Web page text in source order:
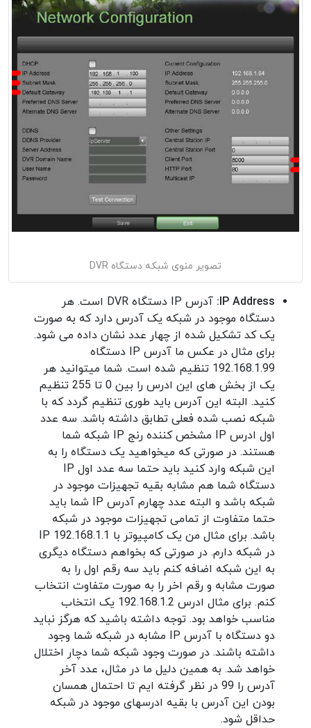
تصویر منوی شبکه دستگاه DVR
IP Address:
آدرس IP دستگاه DVR است. هر
دستگاه موجود در شبکه یک آدرس دارد که به صورت
یک کد تشکیل شده از چهار عدد نشان داده می شود.
برای مثال در عکس ما آدرس IP دستگاه
192.168.1.99 تنظیم شده است. شما میتوانید هر
یک از بخش های این ادرس را بین 0 تا 255 تنظیم
کنید. البته این آدرس باید طوری تنظیم گردد که با
شبکه نصب شده فعلی تطابق داشته باشد. سه عدد
اول ادرس IP مشخص کننده رنج IP شبکه شما
هستند. در صورتی که میخواهید یک دستگاه را به
این شبکه وارد کنید باید حتما سه عدد اول IP
دستگاه شما هم مشابه بقیه تجهیزات موجود در
شبکه باشد و البته عدد چهارم آدرس IP شما باید
حتما متفاوت از تمامی تجهیزات موجود در شبکه
باشد. برای مثال من یک کامپیوتر با IP 192.168.1.1
در شبکه دارم. در صورتی که بخواهم دستگاه دیگری
به این شبکه اضافه کنم باید سه رقم اول را به
صورت مشابه و رقم اخر را به صورت متفاوت انتخاب
کنم. برای مثال ادرس 192.168.1.2 یک انتخاب
مناسب خواهد بود. توجه داشته باشید که هرگز نباید
دو دستگاه با آدرس IP مشابه در شبکه شما وجود
داشته باشند. در صورت وجود شبکه شما دچار اختلال
خواهد شد. به همین دلیل ما در مثال، عدد آخر
آدرس را 99 در نظر گرفته ایم تا احتمال همسان
بودن این آدرس با بقیه ادرسهای موجود در شبکه
حداقل شود.